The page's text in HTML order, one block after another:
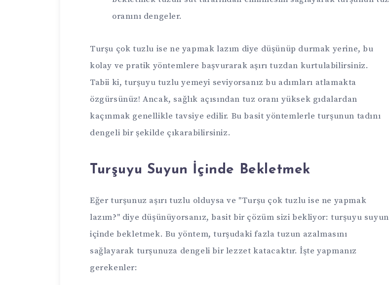
oranını dengeler.
Turşu çok tuzlu ise ne yapmak lazım diye düşünüp durmak yerine, bu
kolay ve pratik yöntemlere başvurarak aşırı tuzdan kurtulabilirsiniz.
Tabii ki, turşuyu tuzlu yemeyi seviyorsanız bu adımları atlamakta
özgürsünüz! Ancak, sağlık açısından tuz oranı yüksek gıdalardan
kaçınmak genellikle tavsiye edilir. Bu basit yöntemlerle turşunun tadını
dengeli bir şekilde çıkarabilirsiniz.
Turşuyu Suyun İçinde Bekletmek
Eğer turşunuz aşırı tuzlu olduysa ve "Turşu çok tuzlu ise ne yapmak
lazım?" diye düşünüyorsanız, basit bir çözüm sizi bekliyor: turşuyu suyun
içinde bekletmek. Bu yöntem, turşudaki fazla tuzun azalmasını
sağlayarak turşunuza dengeli bir lezzet katacaktır. İşte yapmanız
gerekenler: